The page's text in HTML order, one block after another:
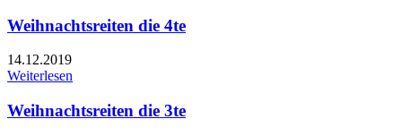
Weihnachtsreiten die 4te
14.12.2019
Weiterlesen
Weihnachtsreiten die 3te